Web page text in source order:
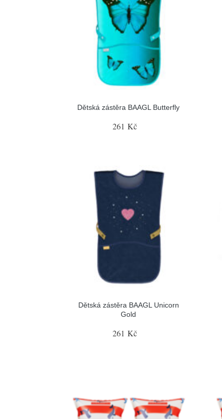
Dětská zástěra BAAGL Butterfly
261 Kč
Dětská zástěra BAAGL Unicorn
Gold
261 Kč